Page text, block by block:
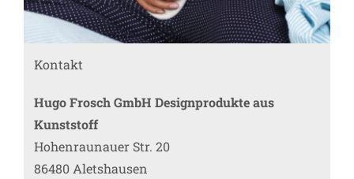
Kontakt
Hugo Frosch GmbH Designprodukte aus
Kunststoff
Hohenraunauer Str. 20
86480 Aletshausen